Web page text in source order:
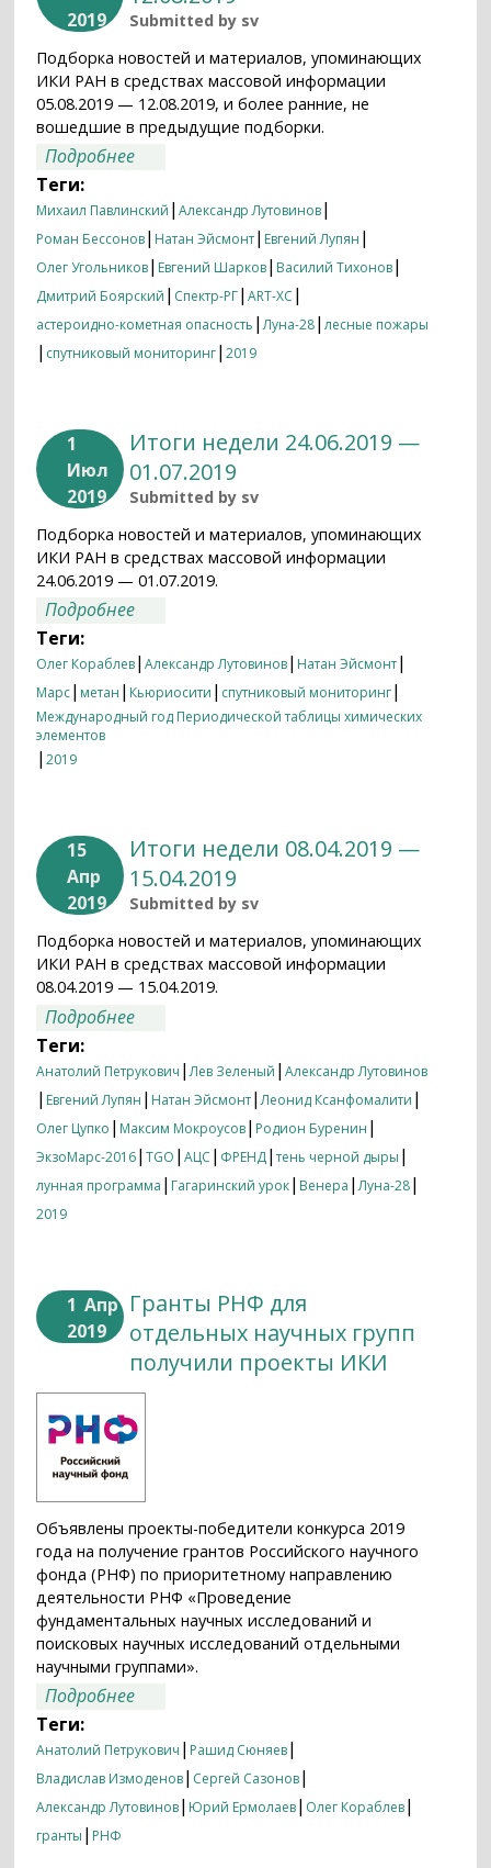
2019
Submitted by sv
Подборка новостей и материалов, упоминающих
ИКИ РАН в средствах массовой информации
05.08.2019 — 12.08.2019, и более ранние, не
вошедшие в предыдущие подборки.
Подробнее
Теги:
Михаил Павлинский |Александр Лутовинов|
Роман Бессонов| Натан Эйсмонт| Евгений Лупян |
Олег Угольников| Евгений Шарков| Василий Тихонов|
Дмитрий Боярский | Спектр-РГ|ART-XC |
астероидно-кометная опасность |Луна-28|лесные пожары
| спутниковый мониторинг|2019
1
Июл
2019
Итоги недели 24.06.2019 —
01.07.2019
Submitted by sv
Подборка новостей и материалов, упоминающих
ИКИ РАН в средствах массовой информации
24.06.2019 — 01.07.2019.
Подробнее
Теги:
Олег Кораблев|Александр Лутовинов| Натан Эйсмонт|
Марс| метан | Кьюриосити | спутниковый мониторинг|
Международный год Периодической таблицы химических
элементов
|2019
15
Апр
2019
Итоги недели 08.04.2019 —
15.04.2019
Submitted by sv
Подборка новостей и материалов, упоминающих
ИКИ РАН в средствах массовой информации
08.04.2019 — 15.04.2019.
Подробнее
Теги:
Анатолий Петрукович |Лев Зеленый |Александр Лутовинов
| Евгений Лупян | Натан Эйсмонт|Леонид Ксанфомалити |
Олег Цупко | Максим Мокроусов| Родион Буренин |
ЭкзоМарс-2016|TGO |АЦС | ФРЕНД|тень черной дыры |
лунная программа | Гагаринский урок| Венера |Луна-28|
2019
1 Апр
2019
Гранты РНФ для
отдельных научных групп
получили проекты ИКИ
Объявлены проекты-победители конкурса 2019
года на получение грантов Российского научного
фонда (РНФ) по приоритетному направлению
деятельности РНФ «Проведение
фундаментальных научных исследований и
поисковых научных исследований отдельными
научными группами».
Подробнее
Теги:
Анатолий Петрукович | Рашид Сюняев|
Владислав Измоденов| Сергей Сазонов|
Александр Лутовинов| Юрий Ермолаев| Олег Кораблев|
гранты | РНФ